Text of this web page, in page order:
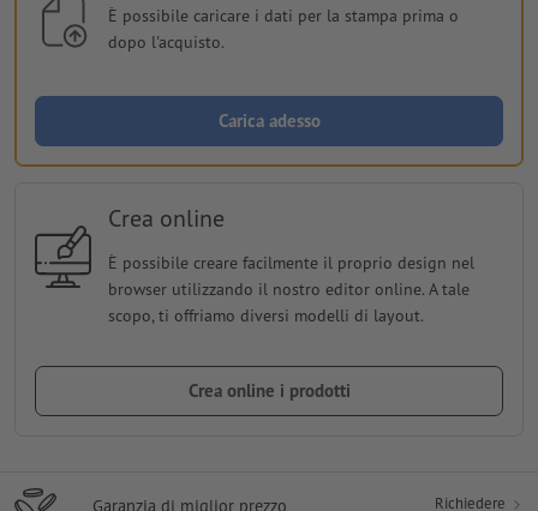
È possibile caricare i dati per la stampa prima o
dopo l'acquisto.
Carica adesso
Crea online
È possibile creare facilmente il proprio design nel
browser utilizzando il nostro editor online. A tale
scopo, ti offriamo diversi modelli di layout.
Crea online i prodotti
Garanzia di miglior prezzo Richiedere